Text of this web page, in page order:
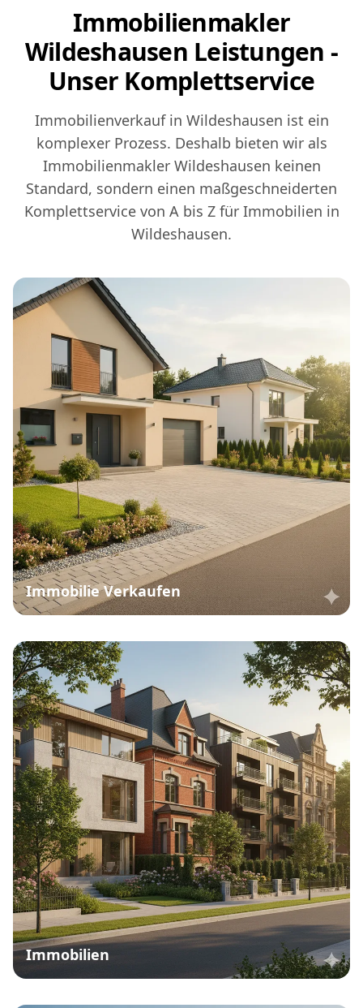
Immobilienmakler
Wildeshausen Leistungen -
Unser Komplettservice
Immobilienverkauf in Wildeshausen ist ein
komplexer Prozess. Deshalb bieten wir als
Immobilienmakler Wildeshausen keinen
Standard, sondern einen maßgeschneiderten
Komplettservice von A bis Z für Immobilien in
Wildeshausen.
Immobilie Verkaufen
Immobilien